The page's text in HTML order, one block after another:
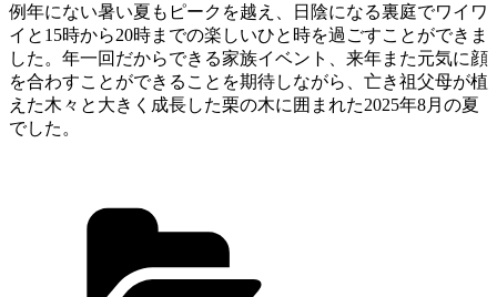
例年にない暑い夏もピークを越え、日陰になる裏庭でワイワ
イと15時から20時までの楽しいひと時を過ごすことができま
した。年一回だからできる家族イベント、来年また元気に顔
を合わすことができることを期待しながら、亡き祖父母が植
えた木々と大きく成長した栗の木に囲まれた2025年8月の夏
でした。